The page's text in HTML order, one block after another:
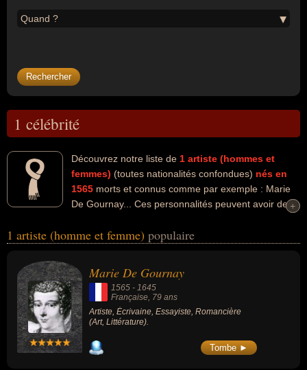
Quand ?
1 célébrité
Découvrez notre liste de 1 artiste (hommes et
femmes) (toutes nationalités confondues) nés en
1565 morts et connus comme par exemple : Marie
De Gournay... Ces personnalités peuvent avoir des
célébrités peuvent également avoir été écrivain, essayiste ou
leurs morts, ils peuvent avoir été francais par exemple.
+
+
1 artiste (homme et femme) populaire
Marie De Gournay
1565 - 1645
Française, 79 ans
Artiste, Écrivaine, Essayiste, Romancière
(Art, Littérature).
Tombe ►